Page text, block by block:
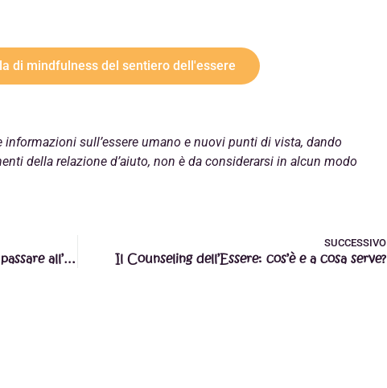
di mindfulness del sentiero dell'essere
sull’essere umano e nuovi punti di vista, dando
della relazione d’aiuto, non è da considerarsi in alcun modo
Calmare la mente, rompere gli schemi e passare all’azione con la Mindfulness
SUCCESSIVO
Il Counseling dell’Essere: cos’è e a cosa serve?